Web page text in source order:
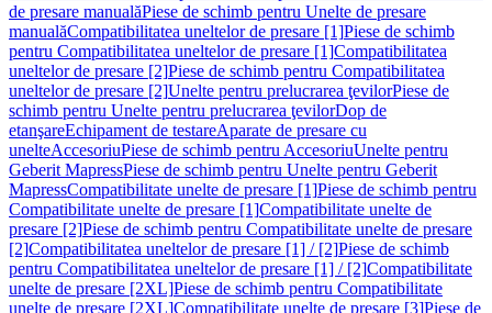
de presare manualăPiese de schimb pentru Unelte de presare
manualăCompatibilitatea uneltelor de presare [1]Piese de schimb
pentru Compatibilitatea uneltelor de presare [1]Compatibilitatea
uneltelor de presare [2]Piese de schimb pentru Compatibilitatea
uneltelor de presare [2]Unelte pentru prelucrarea ţevilorPiese de
schimb pentru Unelte pentru prelucrarea ţevilorDop de
etanşareEchipament de testareAparate de presare cu
unelteAccesoriuPiese de schimb pentru AccesoriuUnelte pentru
Geberit MapressPiese de schimb pentru Unelte pentru Geberit
MapressCompatibilitate unelte de presare [1]Piese de schimb pentru
Compatibilitate unelte de presare [1]Compatibilitate unelte de
presare [2]Piese de schimb pentru Compatibilitate unelte de presare
[2]Compatibilitatea uneltelor de presare [1] / [2]Piese de schimb
pentru Compatibilitatea uneltelor de presare [1] / [2]Compatibilitate
unelte de presare [2XL]Piese de schimb pentru Compatibilitate
unelte de presare [2XL]Compatibilitate unelte de presare [3]Piese de